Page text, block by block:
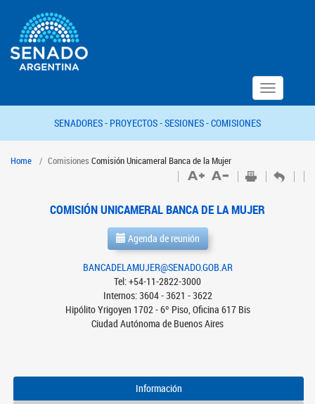
Toggle
navigation
SENADORES - PROYECTOS -SESIONES -COMISIONES
Home Comisiones Comisión Unicameral Banca de la Mujer
COMISIÓN UNICAMERAL BANCA DE LA MUJER
Agenda de reunión
BANCADELAMUJER@SENADO.GOB.AR
Tel: +54-11-2822-3000
Internos: 3604 - 3621 - 3622
Hipólito Yrigoyen 1702 - 6º Piso, Oficina 617 Bis
Ciudad Autónoma de Buenos Aires
Información